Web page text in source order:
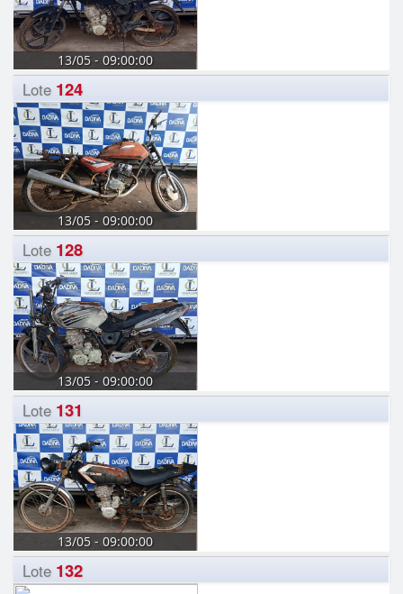
13/05 - 09:00:00
Lote 124
13/05 - 09:00:00
Lote 128
13/05 - 09:00:00
Lote 131
13/05 - 09:00:00
Lote 132